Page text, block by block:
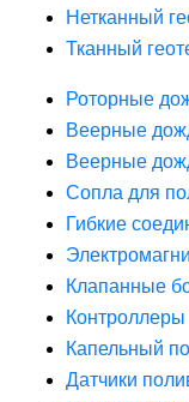
Нетканный
Тканный
Роторные
Веерные
Веерные
Сопла для
Гибкие
Клапанные
Капельный
Датчики